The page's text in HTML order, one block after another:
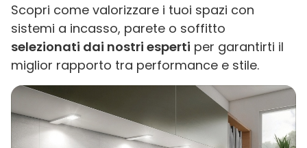
Scopri come valorizzare i tuoi spazi con
sistemi a incasso, parete o soffitto
selezionati dai nostri esperti per garantirti il
miglior rapporto tra performance e stile.